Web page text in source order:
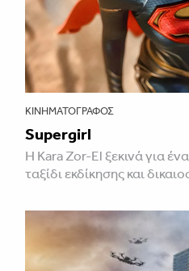
ΚΙΝΗΜΑΤΟΓΡΆΦΟΣ
Supergirl
Η Kara Zor-El ξεκινά για
ταξίδι εκδίκησης και